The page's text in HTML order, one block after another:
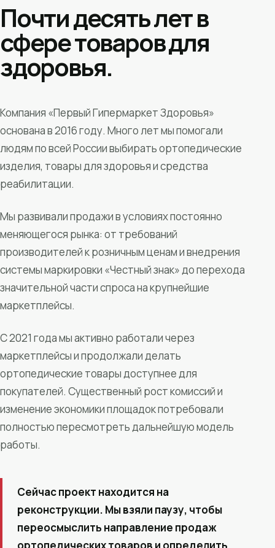
Почти десять лет в
сфере товаров для
здоровья.
Компания «Первый Гипермаркет Здоровья»
основана в 2016 году. Много лет мы помогали
людям по всей России выбирать ортопедические
изделия, товары для здоровья и средства
реабилитации.
Мы развивали продажи в условиях постоянно
меняющегося рынка: от требований
производителей к розничным ценам и внедрения
системы маркировки «Честный знак» до перехода
значительной части спроса на крупнейшие
маркетплейсы.
С 2021 года мы активно работали через
маркетплейсы и продолжали делать
ортопедические товары доступнее для
покупателей. Существенный рост комиссий и
изменение экономики площадок потребовали
полностью пересмотреть дальнейшую модель
работы.
Сейчас проект находится на
реконструкции. Мы взяли паузу, чтобы
переосмыслить направление продаж